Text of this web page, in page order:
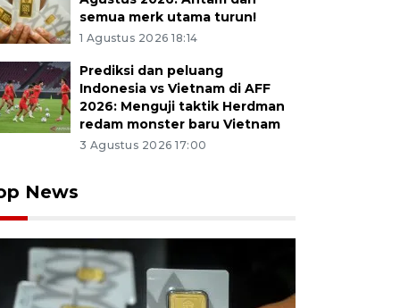
semua merk utama turun!
1 Agustus 2026 18:14
Prediksi dan peluang
Indonesia vs Vietnam di AFF
2026: Menguji taktik Herdman
redam monster baru Vietnam
3 Agustus 2026 17:00
News